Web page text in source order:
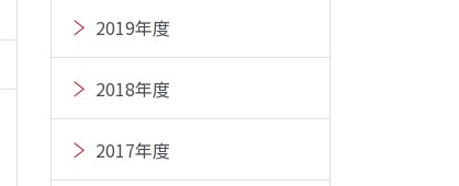
2019年度
2018年度
2017年度